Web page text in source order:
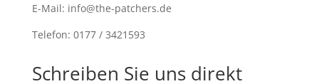
E-Mail: info@the-patchers.de
Telefon: 0177 / 3421593
Schreiben Sie uns direkt